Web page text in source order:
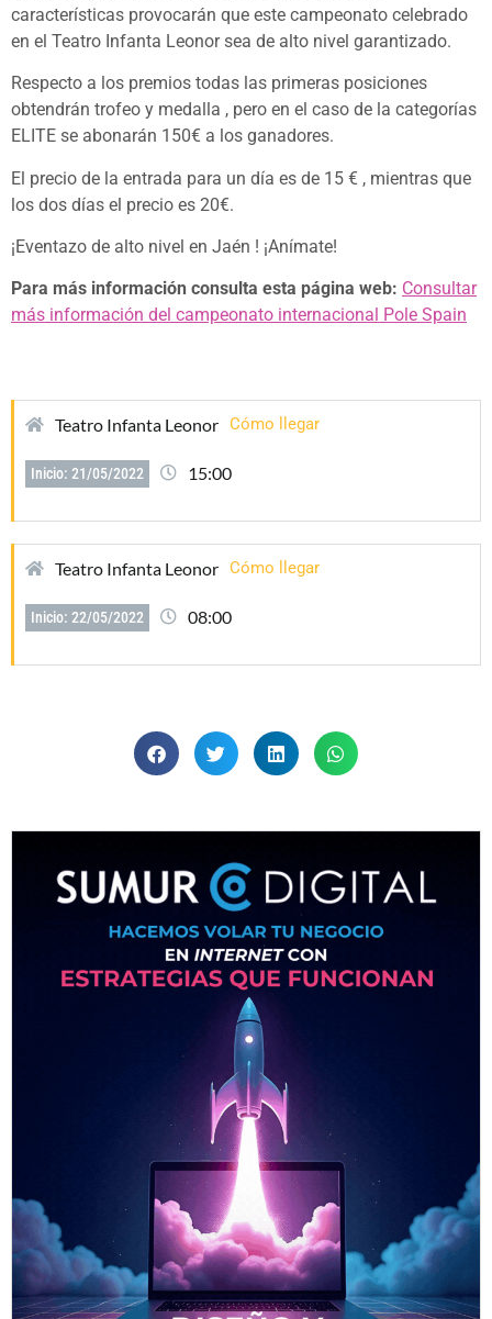
características provocarán que este campeonato celebrado
en el Teatro Infanta Leonor sea de alto nivel garantizado.
Respecto a los premios todas las primeras posiciones
obtendrán trofeo y medalla , pero en el caso de la categorías
ELITE se abonarán 150€ a los ganadores.
El precio de la entrada para un día es de 15 € , mientras que
los dos días el precio es 20€.
¡Eventazo de alto nivel en Jaén ! ¡Anímate!
Para más información consulta esta página web: Consultar
más información del campeonato internacional Pole Spain
Teatro Infanta Leonor Cómo llegar
Inicio: 21/05/2022 15:00
Teatro Infanta Leonor Cómo llegar
Inicio: 22/05/2022 08:00